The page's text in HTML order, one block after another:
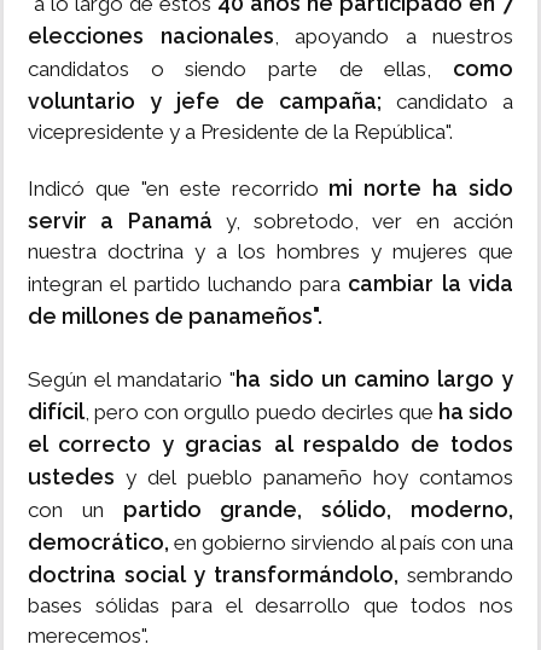
elecciones nacionales, apoyando a nuestros
candidatos o siendo parte de ellas, como
voluntario y jefe de campaña; candidato a
vicepresidente y a Presidente de la República".
Indicó que "en este recorrido mi norte ha sido
servir a Panamá y, sobretodo, ver en acción
nuestra doctrina y a los hombres y mujeres que
integran el partido luchando para cambiar la vida
de millones de panameños".
Según el mandatario " ha sido un camino largo y
difícil, pero con orgullo puedo decirles que ha sido
el correcto y gracias al respaldo de todos
ustedes y del pueblo panameño hoy contamos
con un partido grande, sólido, moderno,
democrático,en gobierno sirviendo al país con una
doctrina social y transformándolo, sembrando
bases sólidas para el desarrollo que todos nos
merecemos".